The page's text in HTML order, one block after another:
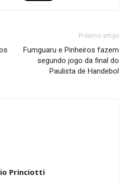
Próximo artigo
Fumguaru e Pinheiros fazem
segundo jogo da final do
Paulista de Handebol
Princiotti